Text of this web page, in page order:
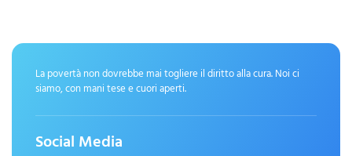
La povertà non dovrebbe mai togliere il diritto alla cura. Noi ci
siamo, con mani tese e cuori aperti.
Social Media